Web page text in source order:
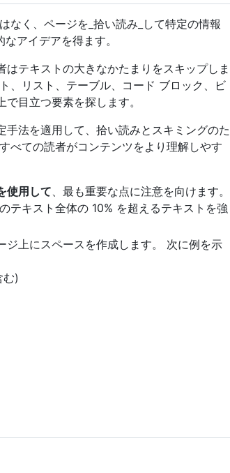
なく、ページを_拾い読み_して特定の情報
アイデアを得ます。
テキストの大きなかたまりをスキップしま
、リスト、テーブル、コード ブロック、ビ
目立つ要素を探します。
法を適用して、拾い読みとスキミングのた
べての読者がコンテンツをより理解しやす
使用して、最も重要な点に注意を向けます。
テキスト全体の 10% を超えるテキストを強
ジ上にスペースを作成します。 次に例を示
む)